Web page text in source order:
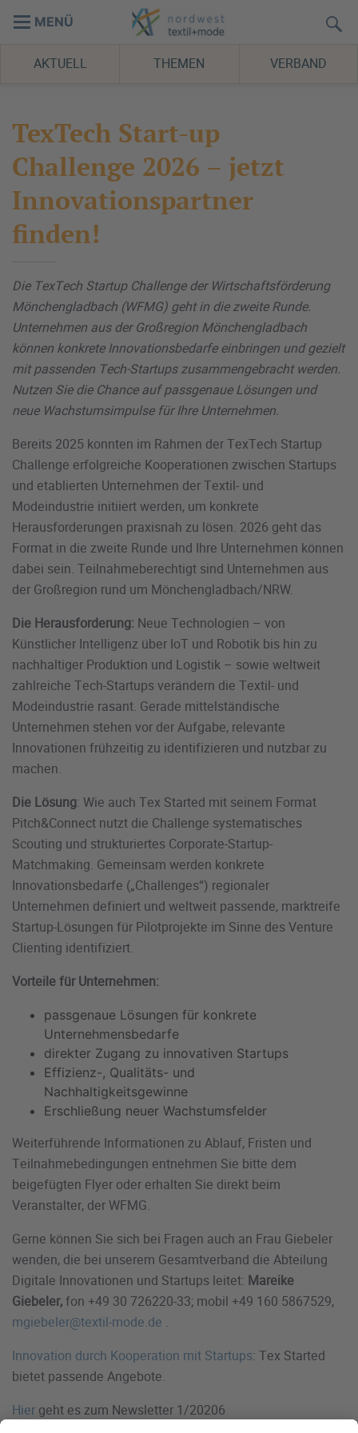
MENÜ
AKTUELL THEMEN VERBAND
TexTech Start-up
Challenge 2026 – jetzt
Innovationspartner
finden!
Die TexTech Startup Challenge der Wirtschaftsförderung
Mönchengladbach (WFMG) geht in die zweite Runde.
Unternehmen aus der Großregion Mönchengladbach
können konkrete Innovationsbedarfe einbringen und gezielt
mit passenden Tech-Startups zusammengebracht werden.
Nutzen Sie die Chance auf passgenaue Lösungen und
neue Wachstumsimpulse für Ihre Unternehmen.
Bereits 2025 konnten im Rahmen der TexTech Startup
Challenge erfolgreiche Kooperationen zwischen Startups
und etablierten Unternehmen der Textil- und
Modeindustrie initiiert werden, um konkrete
Herausforderungen praxisnah zu lösen. 2026 geht das
Format in die zweite Runde und Ihre Unternehmen können
dabei sein. Teilnahmeberechtigt sind Unternehmen aus
der Großregion rund um Mönchengladbach/NRW.
Die Herausforderung: Neue Technologien – von
Künstlicher Intelligenz über IoT und Robotik bis hin zu
nachhaltiger Produktion und Logistik – sowie weltweit
zahlreiche Tech-Startups verändern die Textil- und
Modeindustrie rasant. Gerade mittelständische
Unternehmen stehen vor der Aufgabe, relevante
Innovationen frühzeitig zu identifizieren und nutzbar zu
machen.
Die Lösung: Wie auch Tex Started mit seinem Format
Pitch&Connect nutzt die Challenge systematisches
Scouting und strukturiertes Corporate-Startup-
Matchmaking. Gemeinsam werden konkrete
Innovationsbedarfe („Challenges“) regionaler
Unternehmen definiert und weltweit passende, marktreife
Startup-Lösungen für Pilotprojekte im Sinne des Venture
Clienting identifiziert.
Vorteile für Unternehmen:
passgenaue Lösungen für konkrete
Unternehmensbedarfe
direkter Zugang zu innovativen Startups
Effizienz-, Qualitäts- und
Nachhaltigkeitsgewinne
Erschließung neuer Wachstumsfelder
Weiterführende Informationen zu Ablauf, Fristen und
Teilnahmebedingungen entnehmen Sie bitte dem
beigefügten Flyer oder erhalten Sie direkt beim
Veranstalter, der WFMG.
Gerne können Sie sich bei Fragen auch an Frau Giebeler
wenden, die bei unserem Gesamtverband die Abteilung
Digitale Innovationen und Startups leitet: Mareike
Giebeler,fon +49 30 726220-33; mobil +49 160 5867529,
mgiebeler@textil-mode.de .
Innovation durch Kooperation mit Startups: Tex Started
bietet passende Angebote.
Hier geht es zum Newsletter 1/20206